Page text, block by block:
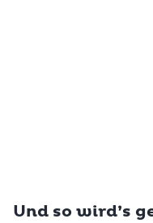
Und so wird’s